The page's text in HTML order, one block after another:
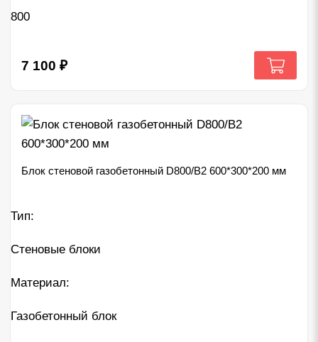
800
7 100 ₽
Блок стеновой газобетонный D800/B2 600*300*200 мм
Тип:
Стеновые блоки
Материал:
Газобетонный блок